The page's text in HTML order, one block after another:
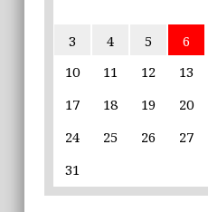
Всего за семь дней
Новый день» стал
сборов 2026 года
09:27
для настольного
09:26
3
4 5 6
10
11 12 13
17
18 19 20
24
25 26 27
31